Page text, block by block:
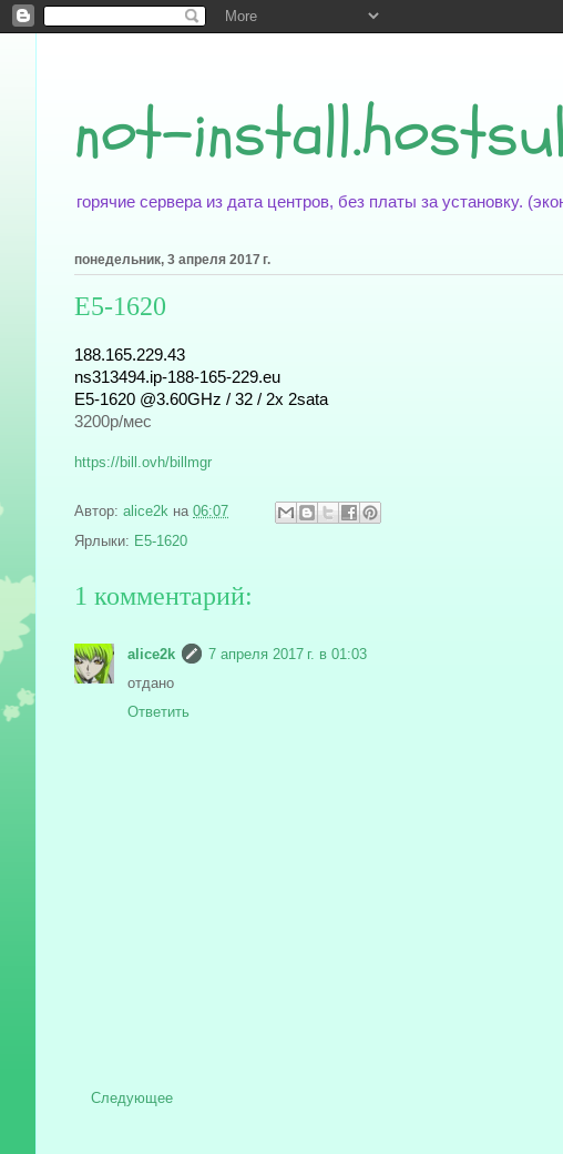
not-
горячие сервера из дата центров, без платы за установку.
понедельник, 3 апреля 2017 г.
E5-1620
188.165.229.43
ns313494.ip-188-165-229.eu
E5-1620 @3.60GHz / 32 / 2x 2sata
3200р/мес
https://bill.ovh/billmgr
Автор: alice2k на 06:07
Ярлыки: E5-1620
1 комментарий:
alice2k
7 апреля 2017 г. в 01:03
отдано
Ответить
Следующее